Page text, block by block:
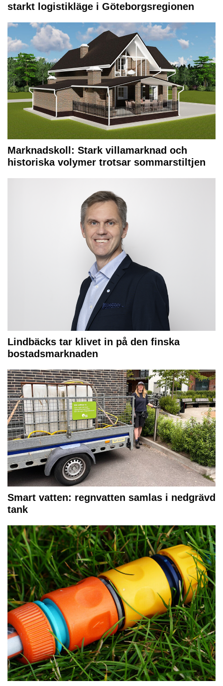
starkt logistikläge i Göteborgsregionen
Marknadskoll: Stark villamarknad och
historiska volymer trotsar sommarstiltjen
Lindbäcks tar klivet in på den finska
bostadsmarknaden
Smart vatten: regnvatten samlas i nedgrävd
tank